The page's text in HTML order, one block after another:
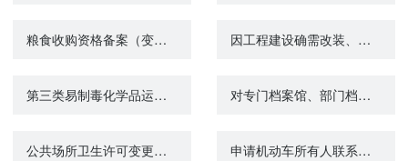
粮食收购资格备案（变更） 因工程建设确需改装、拆除或者迁移城市公共供水设施审核
第三类易制毒化学品运输备案证明办理进度查询 对专门档案馆、部门档案馆的设立审核
公共场所卫生许可变更（除饭馆、咖啡馆、酒吧、茶座等） 申请机动车所有人联系方式变更备案